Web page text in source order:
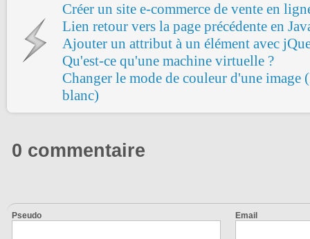
Créer un site e-commerce de vente en
Lien retour vers la page précédente en
Ajouter un attribut à un élément avec
Qu'est-ce qu'une machine virtuelle ?
Changer le mode de couleur d'une
blanc)
0 commentaire
Pseudo Email